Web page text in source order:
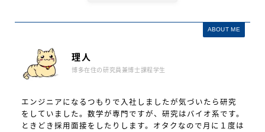
ABOUT ME
理人
博多在住の研究員兼博士課程学生
エンジニアになるつもりで入社しましたが気づいたら研究
をしていました。数学が専門ですが、研究はバイオ系です。
ときどき採用面接をしたりします。オタクなので月に１度は